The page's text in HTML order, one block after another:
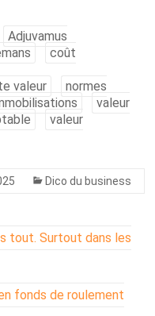
Adjuvamus
coût
valeur
normes
valeur
valeur
Dico du business
tout. Surtout dans les
fonds de roulement